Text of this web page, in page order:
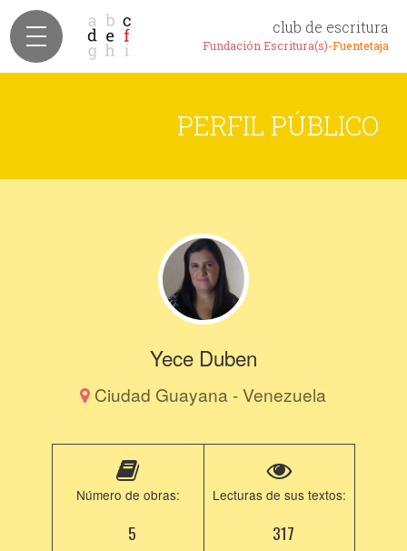
club de escritura
Fundación Escritura(s)-Fuentetaja
PERFIL PÚBLICO
Yece Duben
Ciudad Guayana - Venezuela
Número de obras:
5
Lecturas de sus textos:
317